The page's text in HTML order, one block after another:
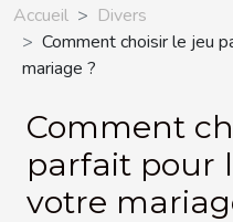
Accueil
Divers
Comment choisir le jeu
mariage ?
Comment
parfait pour
votre